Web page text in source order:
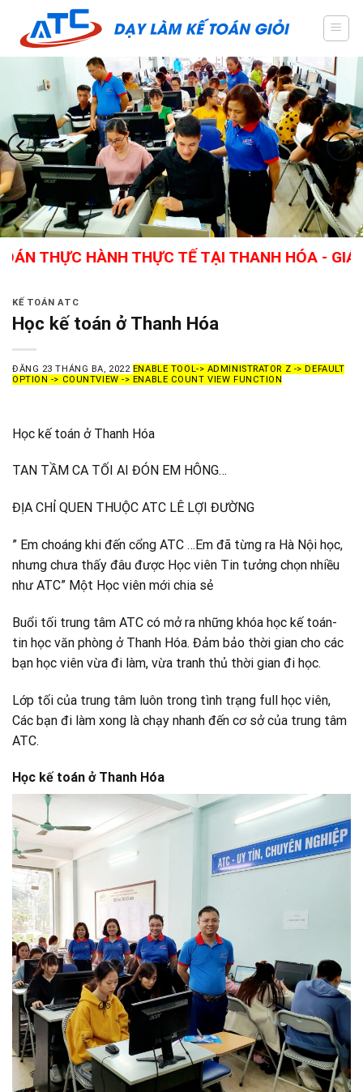
content
HÀNH THỰC TẾ TẠI THANH HÓA - GIÁO VIÊN
KẾ TOÁN ATC
Học kế toán ở Thanh Hóa
ĐĂNG 23 THÁNG BA, 2022 ENABLE TOOL-> ADMINISTRATOR Z -> DEFAULT
OPTION -> COUNTVIEW -> ENABLE COUNT VIEW FUNCTION
Học kế toán ở Thanh Hóa
TAN TẦM CA TỐI AI ĐÓN EM HÔNG…
ĐỊA CHỈ QUEN THUỘC ATC LÊ LỢI ĐƯỜNG
” Em choáng khi đến cổng ATC …Em đã từng ra Hà Nội học,
nhưng chưa thấy đâu được Học viên Tin tưởng chọn nhiều
như ATC” Một Học viên mới chia sẻ
Buổi tối trung tâm ATC có mở ra những khóa học kế toán-
tin học văn phòng ở Thanh Hóa. Đảm bảo thời gian cho các
bạn học viên vừa đi làm, vừa tranh thủ thời gian đi học.
Lớp tối của trung tâm luôn trong tình trạng full học viên,
Các bạn đi làm xong là chạy nhanh đến cơ sở của trung tâm
ATC.
Học kế toán ở Thanh Hóa